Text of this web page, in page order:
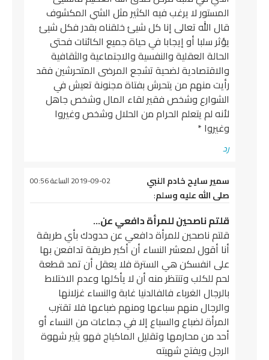
المستور لا يرغب فيه الكثير مثل الشي المكشوف
قال الله تعالى إنا كل شيئ خلقناه بقدر فكل شيئ
يؤثر سلبا أو إيجابا في حياة جميع الكائنات فحتى
الحالة العقلية والنفسية والاجتماعية والثقافية
والاقتصادية لضحية تشجع المرضى المتحرشين فقد
رأيت منهم من يتحرش بفتاة مجنونة تعيش في
الشوارع وشخص فقير لقاء المال وشخص جاهل
لأنه لم يتعلم الحرام من الحلال وشخص وغيروا
وغيروا *
رد
يقول
سمير سايح خادم النبي
صلى الله عليه وسلم:
2019-09-02 الساعة 00:56
قلتم ناصحين للمرأة دافعي عن…
قلتم ناصحين للمرأة دافعي عن حدودك بأي طريقة
أنا أقول لمعشر النساء أن أكبر طريقة تدافعن بها
على انفسكن هي السترة فلا يعقل أن تمد قطعة
لحم للكلب وتنتظر منه أن لا يأكلها وعدم الاختلاط
بالرجال الغرباء فالفالدنيا غابة والنساء غزلانها
والرجال منهم سباعها ومنهم ضباعها فلا تقترب
المرأة لضباع والسباع إلا في جماعات من النساء أو
أحد من محارمها وتقليل الماكياج فهو يثير شهوة
الرجل ويفتح شهيته